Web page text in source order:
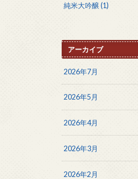
純米大吟醸(1)
アーカイブ
2026年7月
2026年5月
2026年4月
2026年3月
2026年2月